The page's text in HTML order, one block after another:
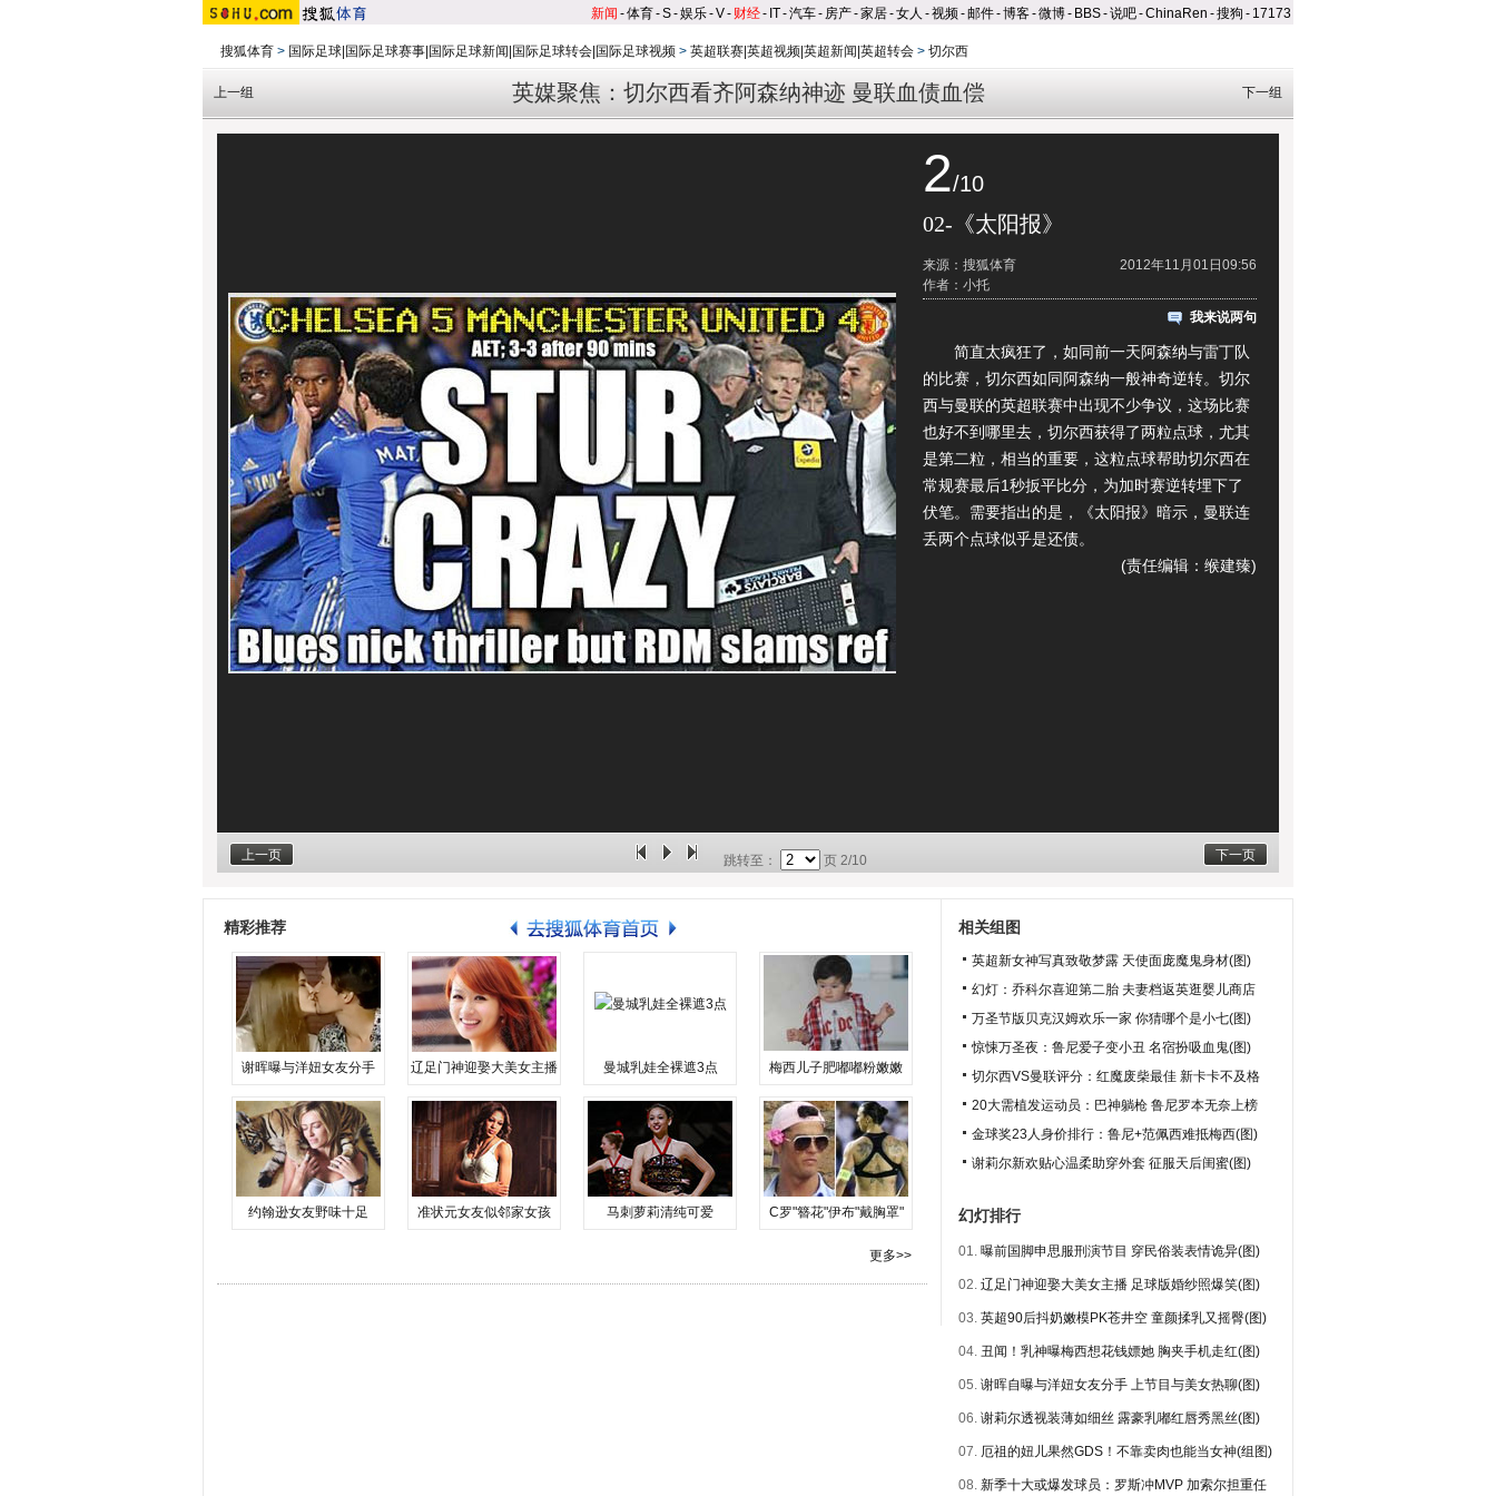
新闻 -体育-S-娱乐-V- 财经- IT-汽车- 房产-家居-女人 -视频-邮件-博客-微博- BBS-说吧-ChinaRen -搜狗 - 17173
搜狐体育 > 国际足球|国际足球赛事|国际足球新闻|国际足球转会|国际足球视频 > 英超联赛|英超视频|英超新闻|英超转会 > 切尔西
英媒聚焦：切尔西看齐阿森纳神迹 曼联血债血偿
上一组 下一组
2/10
02-《太阳报》
2012年11月01日09:56
来源：搜狐体育
作者：小托
我来说两句
简直太疯狂了，如同前一天阿森纳与雷丁队
的比赛，切尔西如同阿森纳一般神奇逆转。切尔
西与曼联的英超联赛中出现不少争议，这场比赛
也好不到哪里去，切尔西获得了两粒点球，尤其
是第二粒，相当的重要，这粒点球帮助切尔西在
常规赛最后1秒扳平比分，为加时赛逆转埋下了
伏笔。需要指出的是，《太阳报》暗示，曼联连
丢两个点球似乎是还债。
(责任编辑：缑建臻)
上一页 下一页
跳转至： 页 2/10
精彩推荐
谢晖曝与洋妞女友分手 辽足门神迎娶大美女主播 曼城乳娃全裸遮3点 梅西儿子肥嘟嘟粉嫩嫩
约翰逊女友野味十足 准状元女友似邻家女孩 马刺萝莉清纯可爱 C罗"簪花"伊布"戴胸罩"
更多>>
相关组图
英超新女神写真致敬梦露 天使面庞魔鬼身材(图)
幻灯：乔科尔喜迎第二胎 夫妻档返英逛婴儿商店
万圣节版贝克汉姆欢乐一家 你猜哪个是小七(图)
惊悚万圣夜：鲁尼爱子变小丑 名宿扮吸血鬼(图)
切尔西VS曼联评分：红魔废柴最佳 新卡卡不及格
20大需植发运动员：巴神躺枪 鲁尼罗本无奈上榜
金球奖23人身价排行：鲁尼+范佩西难抵梅西(图)
谢莉尔新欢贴心温柔助穿外套 征服天后闺蜜(图)
幻灯排行
01. 曝前国脚申思服刑演节目 穿民俗装表情诡异(图)
02. 辽足门神迎娶大美女主播 足球版婚纱照爆笑(图)
03. 英超90后抖奶嫩模PK苍井空 童颜揉乳又摇臀(图)
04. 丑闻！乳神曝梅西想花钱嫖她 胸夹手机走红(图)
05. 谢晖自曝与洋妞女友分手 上节目与美女热聊(图)
06. 谢莉尔透视装薄如细丝 露豪乳嘟红唇秀黑丝(图)
07. 厄祖的妞儿果然GDS！不靠卖肉也能当女神(组图)
08. 新季十大或爆发球员：罗斯冲MVP 加索尔担重任